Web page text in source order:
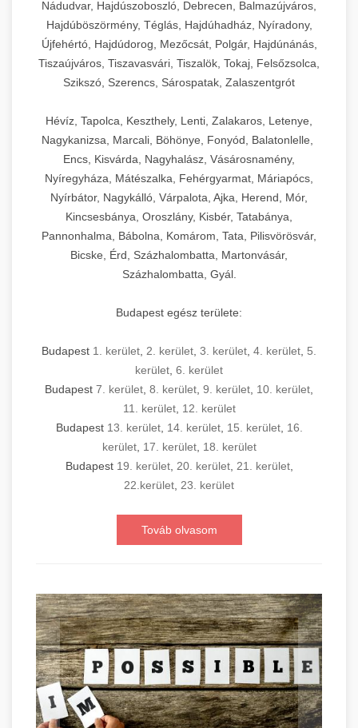
Nádudvar, Hajdúszoboszló, Debrecen, Balmazújváros,
Hajdúböszörmény, Téglás, Hajdúhadház, Nyíradony,
Újfehértó, Hajdúdorog, Mezőcsát, Polgár, Hajdúnánás,
Tiszaújváros, Tiszavasvári, Tiszalök, Tokaj, Felsőzsolca,
Szikszó, Szerencs, Sárospatak, Zalaszentgrót
Hévíz, Tapolca, Keszthely, Lenti, Zalakaros, Letenye,
Nagykanizsa, Marcali, Böhönye, Fonyód, Balatonlelle,
Encs, Kisvárda, Nagyhalász, Vásárosnamény,
Nyíregyháza, Mátészalka, Fehérgyarmat, Máriapócs,
Nyírbátor, Nagykálló, Várpalota, Ajka, Herend, Mór,
Kincsesbánya, Oroszlány, Kisbér, Tatabánya,
Pannonhalma, Bábolna, Komárom, Tata, Pilisvörösvár,
Bicske, Érd, Százhalombatta, Martonvásár,
Százhalombatta, Gyál.
Budapest egész területe:
Budapest 1. kerület, 2. kerület, 3. kerület, 4. kerület, 5.
kerület, 6. kerület
Budapest 7. kerület, 8. kerület, 9. kerület, 10. kerület,
11. kerület, 12. kerület
Budapest 13. kerület, 14. kerület, 15. kerület, 16.
kerület, 17. kerület, 18. kerület
Budapest 19. kerület, 20. kerület, 21. kerület,
22.kerület, 23. kerület
Továb olvasom